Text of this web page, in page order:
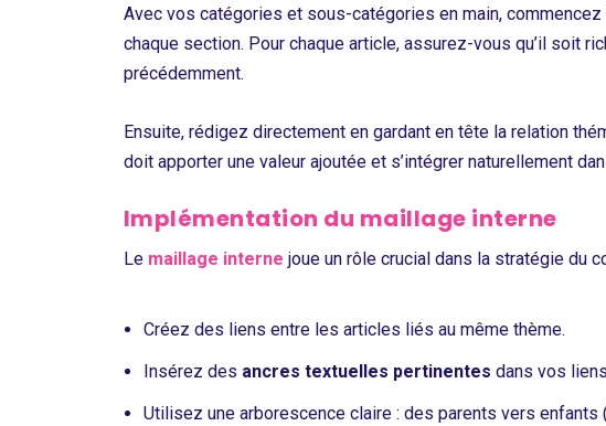
Avec vos catégories et sous-catégories en main,
chaque section. Pour chaque article, assurez-vous qu’il soit
précédemment.
Ensuite, rédigez directement en gardant en tête la relation
doit apporter une valeur ajoutée et s’intégrer naturellement
Implémentation du maillage interne
Le maillage interne joue un rôle crucial dans la stratégie du
Créez des liens entre les articles liés au même thème.
Insérez des ancres textuelles pertinentes dans vos
Utilisez une arborescence claire : des parents vers